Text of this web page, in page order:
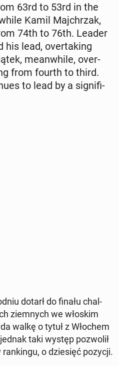
63rd to 53rd in the
Kamil Ma­jchrzak,
74th to 76th. Leader
his lead, over­tak­ing
mean­while, over­
from fourth to third.
to lead by a sig­nif­i­
dotarł do finału chal­
ziem­nych we włoskim
walkę o tytuł z Włochem
taki występ poz­wolił
o dziesięć pozycji.